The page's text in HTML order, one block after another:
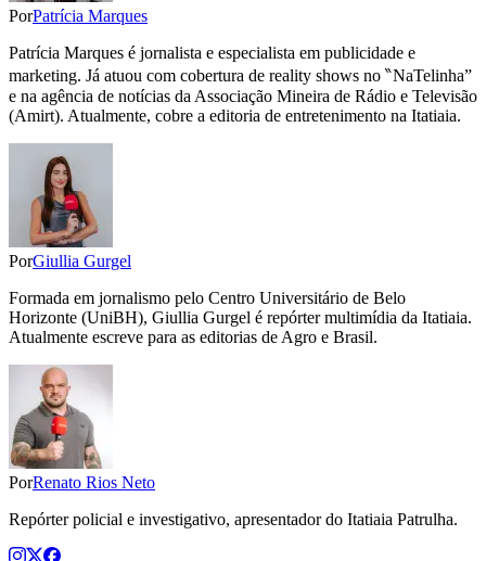
PorPatrícia Marques
Patrícia Marques é jornalista e especialista em publicidade e
marketing. Já atuou com cobertura de reality shows no ‶NaTelinha”
e na agência de notícias da Associação Mineira de Rádio e Televisão
(Amirt). Atualmente, cobre a editoria de entretenimento na Itatiaia.
PorGiullia Gurgel
Formada em jornalismo pelo Centro Universitário de Belo
Horizonte (UniBH), Giullia Gurgel é repórter multimídia da Itatiaia.
Atualmente escreve para as editorias de Agro e Brasil.
PorRenato Rios Neto
Repórter policial e investigativo, apresentador do Itatiaia Patrulha.